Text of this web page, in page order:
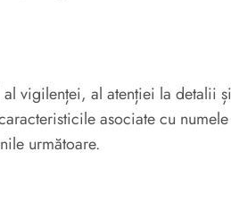
vigilenței, al atenției la detalii
asociate cu
următoare.